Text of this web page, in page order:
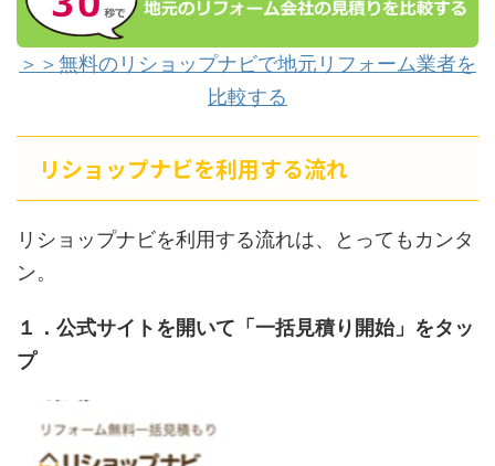
＞＞無料のリショップナビで地元リフォーム業者を
比較する
リショップナビを利用する流れ
リショップナビを利用する流れは、とってもカンタ
ン。
１．公式サイトを開いて「一括見積り開始」をタッ
プ